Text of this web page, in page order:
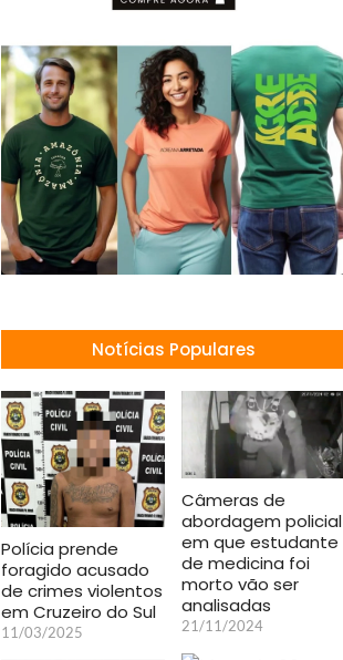
Notícias Populares
Polícia prende
foragido acusado
de crimes violentos
em Cruzeiro do Sul
11/03/2025
Câmeras de
abordagem policial
em que estudante
de medicina foi
morto vão ser
analisadas
21/11/2024